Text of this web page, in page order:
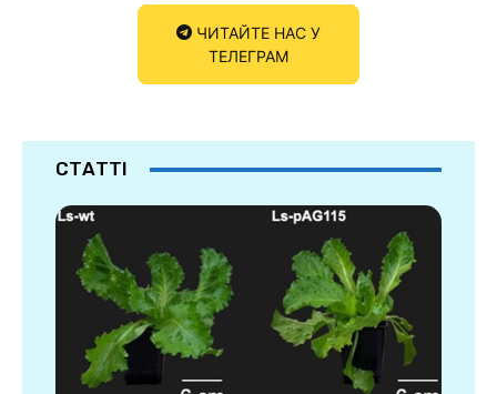
ЧИТАЙТЕ НАС У
ТЕЛЕГРАМ
СТАТТІ